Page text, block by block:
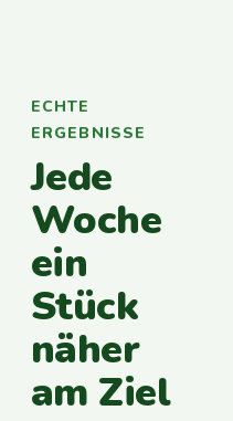
ECHTE
ERGEBNISSE
Jede
Woche
ein
Stück
näher
am Ziel